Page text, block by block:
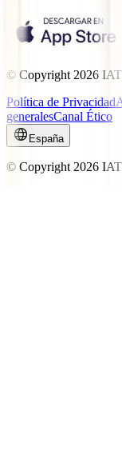
© Copyright2026
Política de Privacidad
generalesCanal Ético
España
© Copyright2026